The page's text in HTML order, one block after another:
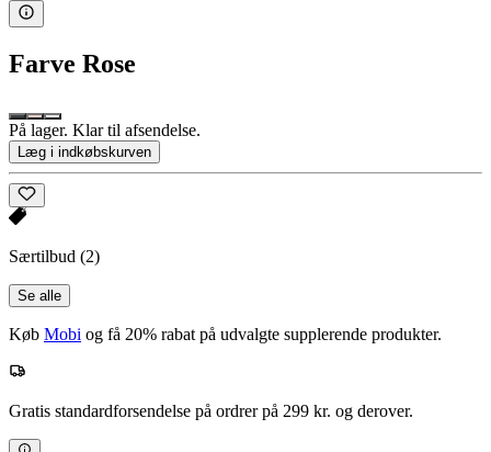
Farve Rose
På lager. Klar til afsendelse.
Læg i indkøbskurven
Særtilbud (2)
Se alle
Køb Mobi og få 20% rabat på udvalgte supplerende produkter.
Gratis standardforsendelse på ordrer på 299 kr. og derover.